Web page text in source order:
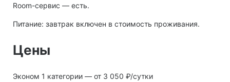
Room-сервис — есть.
Питание: завтрак включен в стоимость проживания.
Цены
Эконом 1 категории — от 3 050 ₽/сутки